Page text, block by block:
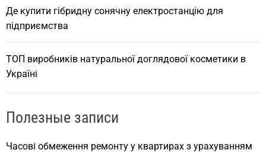
Де купити гібридну сонячну електростанцію для
підприємства
ТОП виробників натуральної доглядової косметики в
Україні
Полезные записи
Часові обмеження ремонту у квартирах з урахуванням